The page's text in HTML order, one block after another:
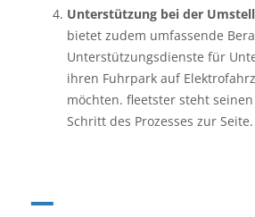
Unterstützung bei der
bietet zudem umfassende
Unterstützungsdienste für
ihren Fuhrpark auf
möchten. fleetster steht
Schritt des Prozesses zur Seite.